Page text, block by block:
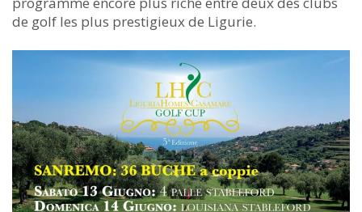
de golf les plus prestigieux de Ligurie.